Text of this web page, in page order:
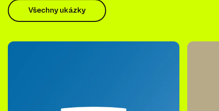
Všechny ukázky